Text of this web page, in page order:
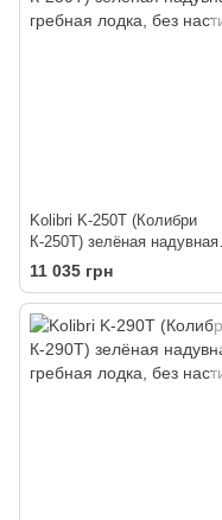
Kolibri K-250T (Колибри
К-250Т) зелёная надувная
гребная лодка, без настила
11 035 грн